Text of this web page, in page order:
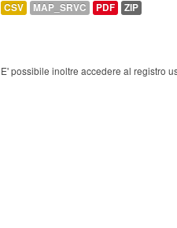
CSV MAP_SRVC PDF ZIP
E' possibile inoltre accedere al registro